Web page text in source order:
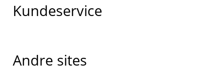
Kundeservice
Andre sites